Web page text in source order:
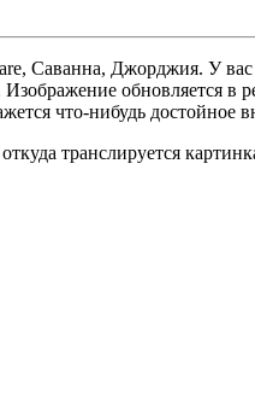
Саванна, Джорджия. У
обновляется
что-нибудь достойное
транслируется